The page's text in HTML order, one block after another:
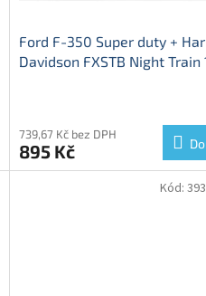
Ford F-350 Super duty +
Davidson FXSTB Night Train
Harley Davidson FXSTB
739,67 Kč bez DPH
895 Kč
Kód: